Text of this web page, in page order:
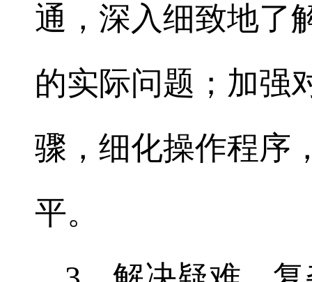
通，深入细致地了
的实际问题；加强
骤，细化操作程序
平。